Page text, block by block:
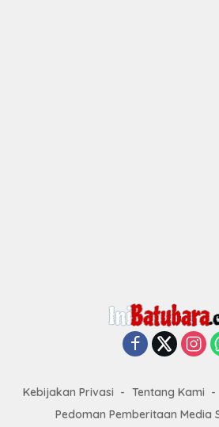
Kebijakan Privasi Tentang Kami
Pedoman Pemberitaan Media